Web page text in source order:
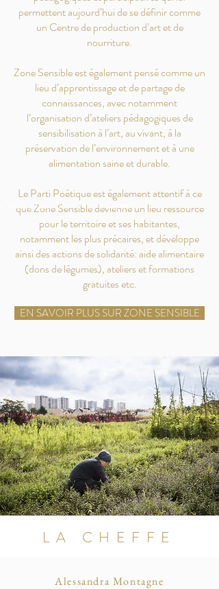
permettent aujourd’hui de se définir comme
un Centre de production d’art et de
nourriture.
Zone Sensible est également pensé comme un
lieu d’apprentissage et de partage de
connaissances, avec notamment
l’organisation d’ateliers pédagogiques de
sensibilisation à l’art, au vivant, à la
préservation de l’environnement et à une
alimentation saine et durable.
Le Parti Poétique est également attentif à ce
que Zone Sensible devienne un lieu ressource
pour le territoire et ses habitantes,
notamment les plus précaires, et développe
ainsi des actions de solidarité: aide alimentaire
(dons de légumes), ateliers et formations
gratuites etc.
Credit photo Jean Pierre Sageot
EN SAVOIR PLUS SUR ZONE SENSIBLE
LA CHEFFE
Alessandra Montagne